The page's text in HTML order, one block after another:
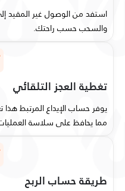
استفد من الوصول غير المقيد
والسحب حسب راحتك.
تغطية العجز التلقائي
يوفر حساب الإيداع المرتبط
مما يحافظ على سلاسة العمليات
طريقة حساب الربح